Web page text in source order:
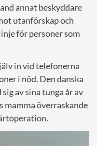
annat beskyddare
utanförskap och
för personer som
in vid telefonerna
i nöd. Den danska
av sina tunga år av
mamma överraskande